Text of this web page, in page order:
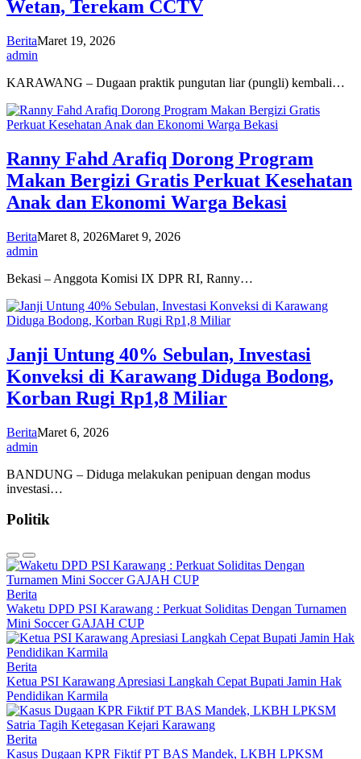
Wetan, Terekam CCTV
BeritaMaret 19, 2026
admin
KARAWANG – Dugaan praktik pungutan liar (pungli) kembali…
Ranny Fahd Arafiq Dorong Program
Makan Bergizi Gratis Perkuat Kesehatan
Anak dan Ekonomi Warga Bekasi
BeritaMaret 8, 2026Maret 9, 2026
admin
Bekasi – Anggota Komisi IX DPR RI, Ranny…
Janji Untung 40% Sebulan, Investasi
Konveksi di Karawang Diduga Bodong,
Korban Rugi Rp1,8 Miliar
BeritaMaret 6, 2026
admin
BANDUNG – Diduga melakukan penipuan dengan modus
investasi…
Politik
Berita
Waketu DPD PSI Karawang : Perkuat Soliditas Dengan Turnamen
Mini Soccer GAJAH CUP
Berita
Ketua PSI Karawang Apresiasi Langkah Cepat Bupati Jamin Hak
Pendidikan Karmila
Berita
Kasus Dugaan KPR Fiktif PT BAS Mandek, LKBH LPKSM